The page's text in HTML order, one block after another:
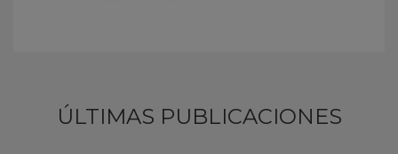
ÚLTIMAS PUBLICACIONES